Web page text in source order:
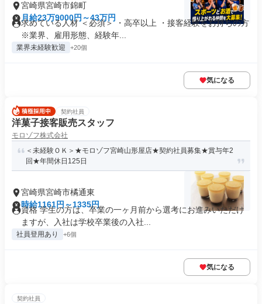
宮崎県宮崎市錦町
月給23万9000円～43万円
求めている人材 ＜必須＞ ・高卒以上 ・接客経験をお持ちの方
※業界、雇用形態、経験年...
業界未経験歓迎 +20個
気になる
契約社員
洋菓子接客販売スタッフ
モロゾフ株式会社
＜未経験ＯＫ＞★モロゾフ宮崎山形屋店★契約社員募集★賞与年2
回★年間休日125日
宮崎県宮崎市橘通東
時給1161円～1335円
資格 学生の方は、卒業の一ヶ月前から選考にお進みいただけ
ますが、入社は学校卒業後の入社...
社員登用あり +6個
気になる
契約社員